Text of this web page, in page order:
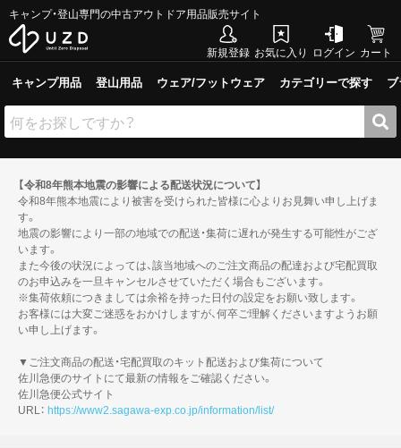
キャンプ・登山専門の中古アウトドア用品販売サイト
新規登録 お気に入り ログイン カート
キャンプ用品 登山用品 ウェア/フットウェア カテゴリーで探す
【令和8年熊本地震の影響による配送状況について】
令和8年熊本地震により被害を受けられた皆様に心よりお見舞い申し上げま
す。
地震の影響により一部の地域での配送・集荷に遅れが発生する可能性がござ
います。
また今後の状況によっては、該当地域へのご注文商品の配達および宅配買取
のお申込みを一旦キャンセルさせていただく場合もございます。
※集荷依頼につきましては余裕を持った日付の設定をお願い致します。
お客様には大変ご迷惑をおかけしますが、何卒ご理解くださいますようお願
い申し上げます。
▼ご注文商品の配送・宅配買取のキット配送および集荷について
佐川急便のサイトにて最新の情報をご確認ください。
佐川急便公式サイト
URL： https://www2.sagawa-exp.co.jp/information/list/